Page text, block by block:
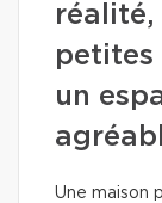
réalité,
petites
un
Une maison